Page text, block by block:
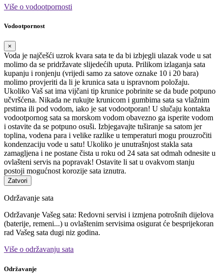
Više o vodootpornosti
Vodootpornost
×
Voda je najčešći uzrok kvara sata te da bi izbjegli ulazak vode u sat
molimo da se pridržavate slijedećih uputa. Prilikom izlaganja sata
kupanju i ronjenju (vrijedi samo za satove oznake 10 i 20 bara)
molimo provjeriti da li je krunica sata u ispravnom položaju.
Ukoliko Vaš sat ima vijčani tip krunice pobrinite se da bude potpuno
učvršćena. Nikada ne rukujte krunicom i gumbima sata sa vlažnim
prstima ili pod vodom, iako je sat vodootporan! U slučaju kontakta
vodootpornog sata sa morskom vodom obavezno ga isperite vodom
i ostavite da se potpuno osuši. Izbjegavajte tuširanje sa satom jer
toplina, vodena para i velike razlike u temperaturi mogu prouzročiti
kondenzaciju vode u satu! Ukoliko je unutrašnjost stakla sata
zamagljena i ne postane čista u roku od 24 sata sat odmah odnesite u
ovlašteni servis na popravak! Ostavite li sat u ovakvom stanju
postoji mogućnost korozije sata iznutra.
Zatvori
Održavanje sata
Održavanje Vašeg sata: Redovni servisi i izmjena potrošnih dijelova
(baterije, remeni...) u ovlaštenim servisima osigurat će besprijekoran
rad Vašeg sata dugi niz godina.
Više o održavanju sata
Održavanje